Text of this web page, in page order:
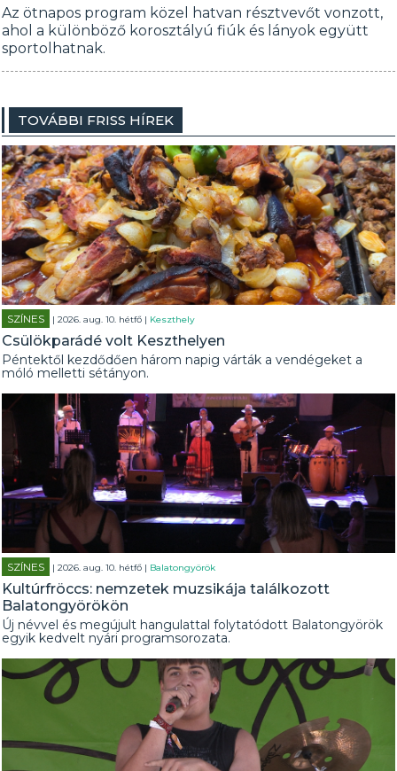
Az ötnapos program közel hatvan résztvevőt vonzott,
ahol a különböző korosztályú fiúk és lányok együtt
sportolhatnak.
TOVÁBBI FRISS HÍREK
SZÍNES | 2026. aug. 10. hétfő | Keszthely
Csülökparádé volt Keszthelyen
Péntektől kezdődően három napig várták a vendégeket a
móló melletti sétányon.
SZÍNES | 2026. aug. 10. hétfő | Balatongyörök
Kultúrfröccs: nemzetek muzsikája találkozott
Balatongyörökön
Új névvel és megújult hangulattal folytatódott Balatongyörök
egyik kedvelt nyári programsorozata.